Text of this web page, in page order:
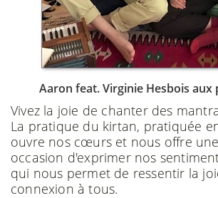
Aaron feat. Virginie Hesbois aux
Vivez la joie de chanter des
La pratique du kirtan, pratiquée
ouvre nos cœurs et nous offre
occasion d'exprimer nos
qui nous permet de ressentir la
connexion à tous.